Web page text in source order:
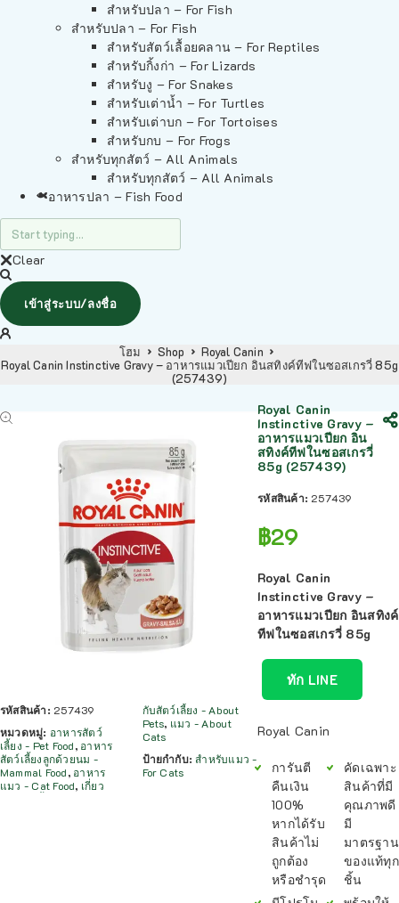
สำหรับปลา – For Fish
สำหรับปลา – For Fish
สำหรับสัตว์เลื้อยคลาน – For Reptiles
สำหรับกิ้งก่า – For Lizards
สำหรับงู – For Snakes
สำหรับเต่าน้ำ – For Turtles
สำหรับเต่าบก – For Tortoises
สำหรับกบ – For Frogs
สำหรับทุกสัตว์ – All Animals
สำหรับทุกสัตว์ – All Animals
อาหารปลา – Fish Food
Clear
เข้าสู่ระบบ/ลงชื่อ
โฮม Shop
Royal Canin
Royal Canin Instinctive Gravy – อาหารแมวเปียก อินสทิงค์ทีฟในซอสเกรวี่ 85g
(257439)
รหัสสินค้า: 257439
หมวดหมู่: อาหารสัตว์
เลี้ยง - Pet Food, อาหาร
สัตว์เลี้ยงลูกด้วยนม -
Mammal Food, อาหาร
แมว - Cat Food, เกี่ยว
กับสัตว์เลี้ยง - About
Pets, แมว - About
Cats
ป้ายกำกับ:สำหรับแมว -
For Cats
Royal Canin
Instinctive Gravy –
อาหารแมวเปียก อิน
สทิงค์ทีฟในซอสเกรวี่
85g (257439)
รหัสสินค้า: 257439
฿29
Royal Canin
Instinctive Gravy –
อาหารแมวเปียก อินสทิงค์
ทีฟในซอสเกรวี่ 85g
ทัก LINE
Royal Canin
การันตี
คืนเงิน
100%
หากได้รับ
สินค้าไม่
ถูกต้อง
หรือชำรุด
คัดเฉพาะ
สินค้าที่มี
คุณภาพดี
มี
มาตรฐาน
ของแท้ทุก
ชิ้น